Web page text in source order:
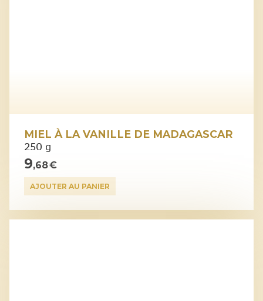
MIEL À LA VANILLE DE MADAGASCAR
250 g
9,68 €
AJOUTER AU PANIER